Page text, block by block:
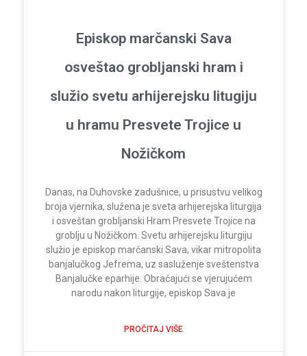
Episkop marčanski Sava
osveštao grobljanski hram i
služio svetu arhijerejsku litugiju
u hramu Presvete Trojice u
Nožičkom
Danas, na Duhovske zadušnice, u prisustvu velikog
broja vjernika, služena je sveta arhijerejska liturgija
i osveštan grobljanski Hram Presvete Trojice na
groblju u Nožičkom. Svetu arhijerejsku liturgiju
služio je episkop marčanski Sava, vikar mitropolita
banjalučkog Jefrema, uz sasluženje sveštenstva
Banjalučke eparhije. Obraćajući se vjerujućem
narodu nakon liturgije, episkop Sava je
PROČITAJ VIŠE